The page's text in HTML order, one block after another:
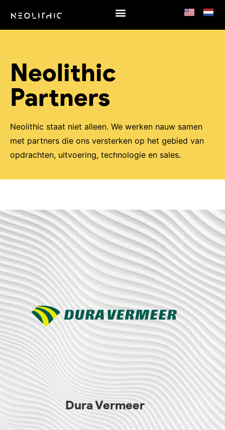
Neolithic
Partners
Neolithic staat niet alleen. We werken nauw samen
met partners die ons versterken op het gebied van
opdrachten, uitvoering, technologie en sales.
Dura Vermeer